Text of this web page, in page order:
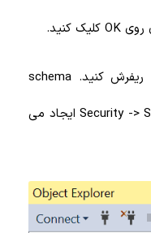
تب Database instance را ریفرش کنید. schema
جدید مطابق شکل زیر در پوشه Security -> Schema ایجاد می